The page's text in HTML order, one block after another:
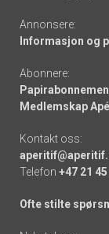
Annonsere:
Informasjon og
Abonnere:
Medlemskap
Kontakt oss:
Telefon +47 21
Ofte stilte